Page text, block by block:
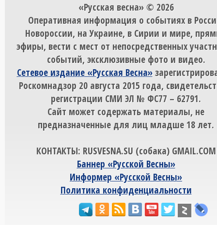
«Русская весна» © 2026
Оперативная информация о событиях в
Новороссии, на Украине, в Сирии и мире,
эфиры, вести с мест от непосредственных
событий, эксклюзивные фото и видео.
Сетевое издание «Русская Весна»
Роскомнадзор 20 августа 2015 года,
регистрации СМИ ЭЛ № ФС77 – 62791.
Сайт может содержать материалы, не
предназначенные для лиц младше 18 лет.
КОНТАКТЫ: RUSVESNA.SU (собака) GMAIL.COM
Баннер «Русской Весны»
Информер «Русской Весны»
Политика конфиденциальности